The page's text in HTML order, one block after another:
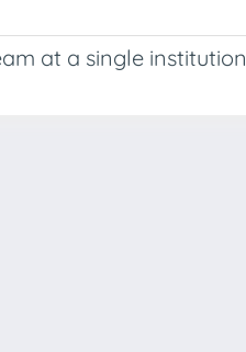
at a single institution